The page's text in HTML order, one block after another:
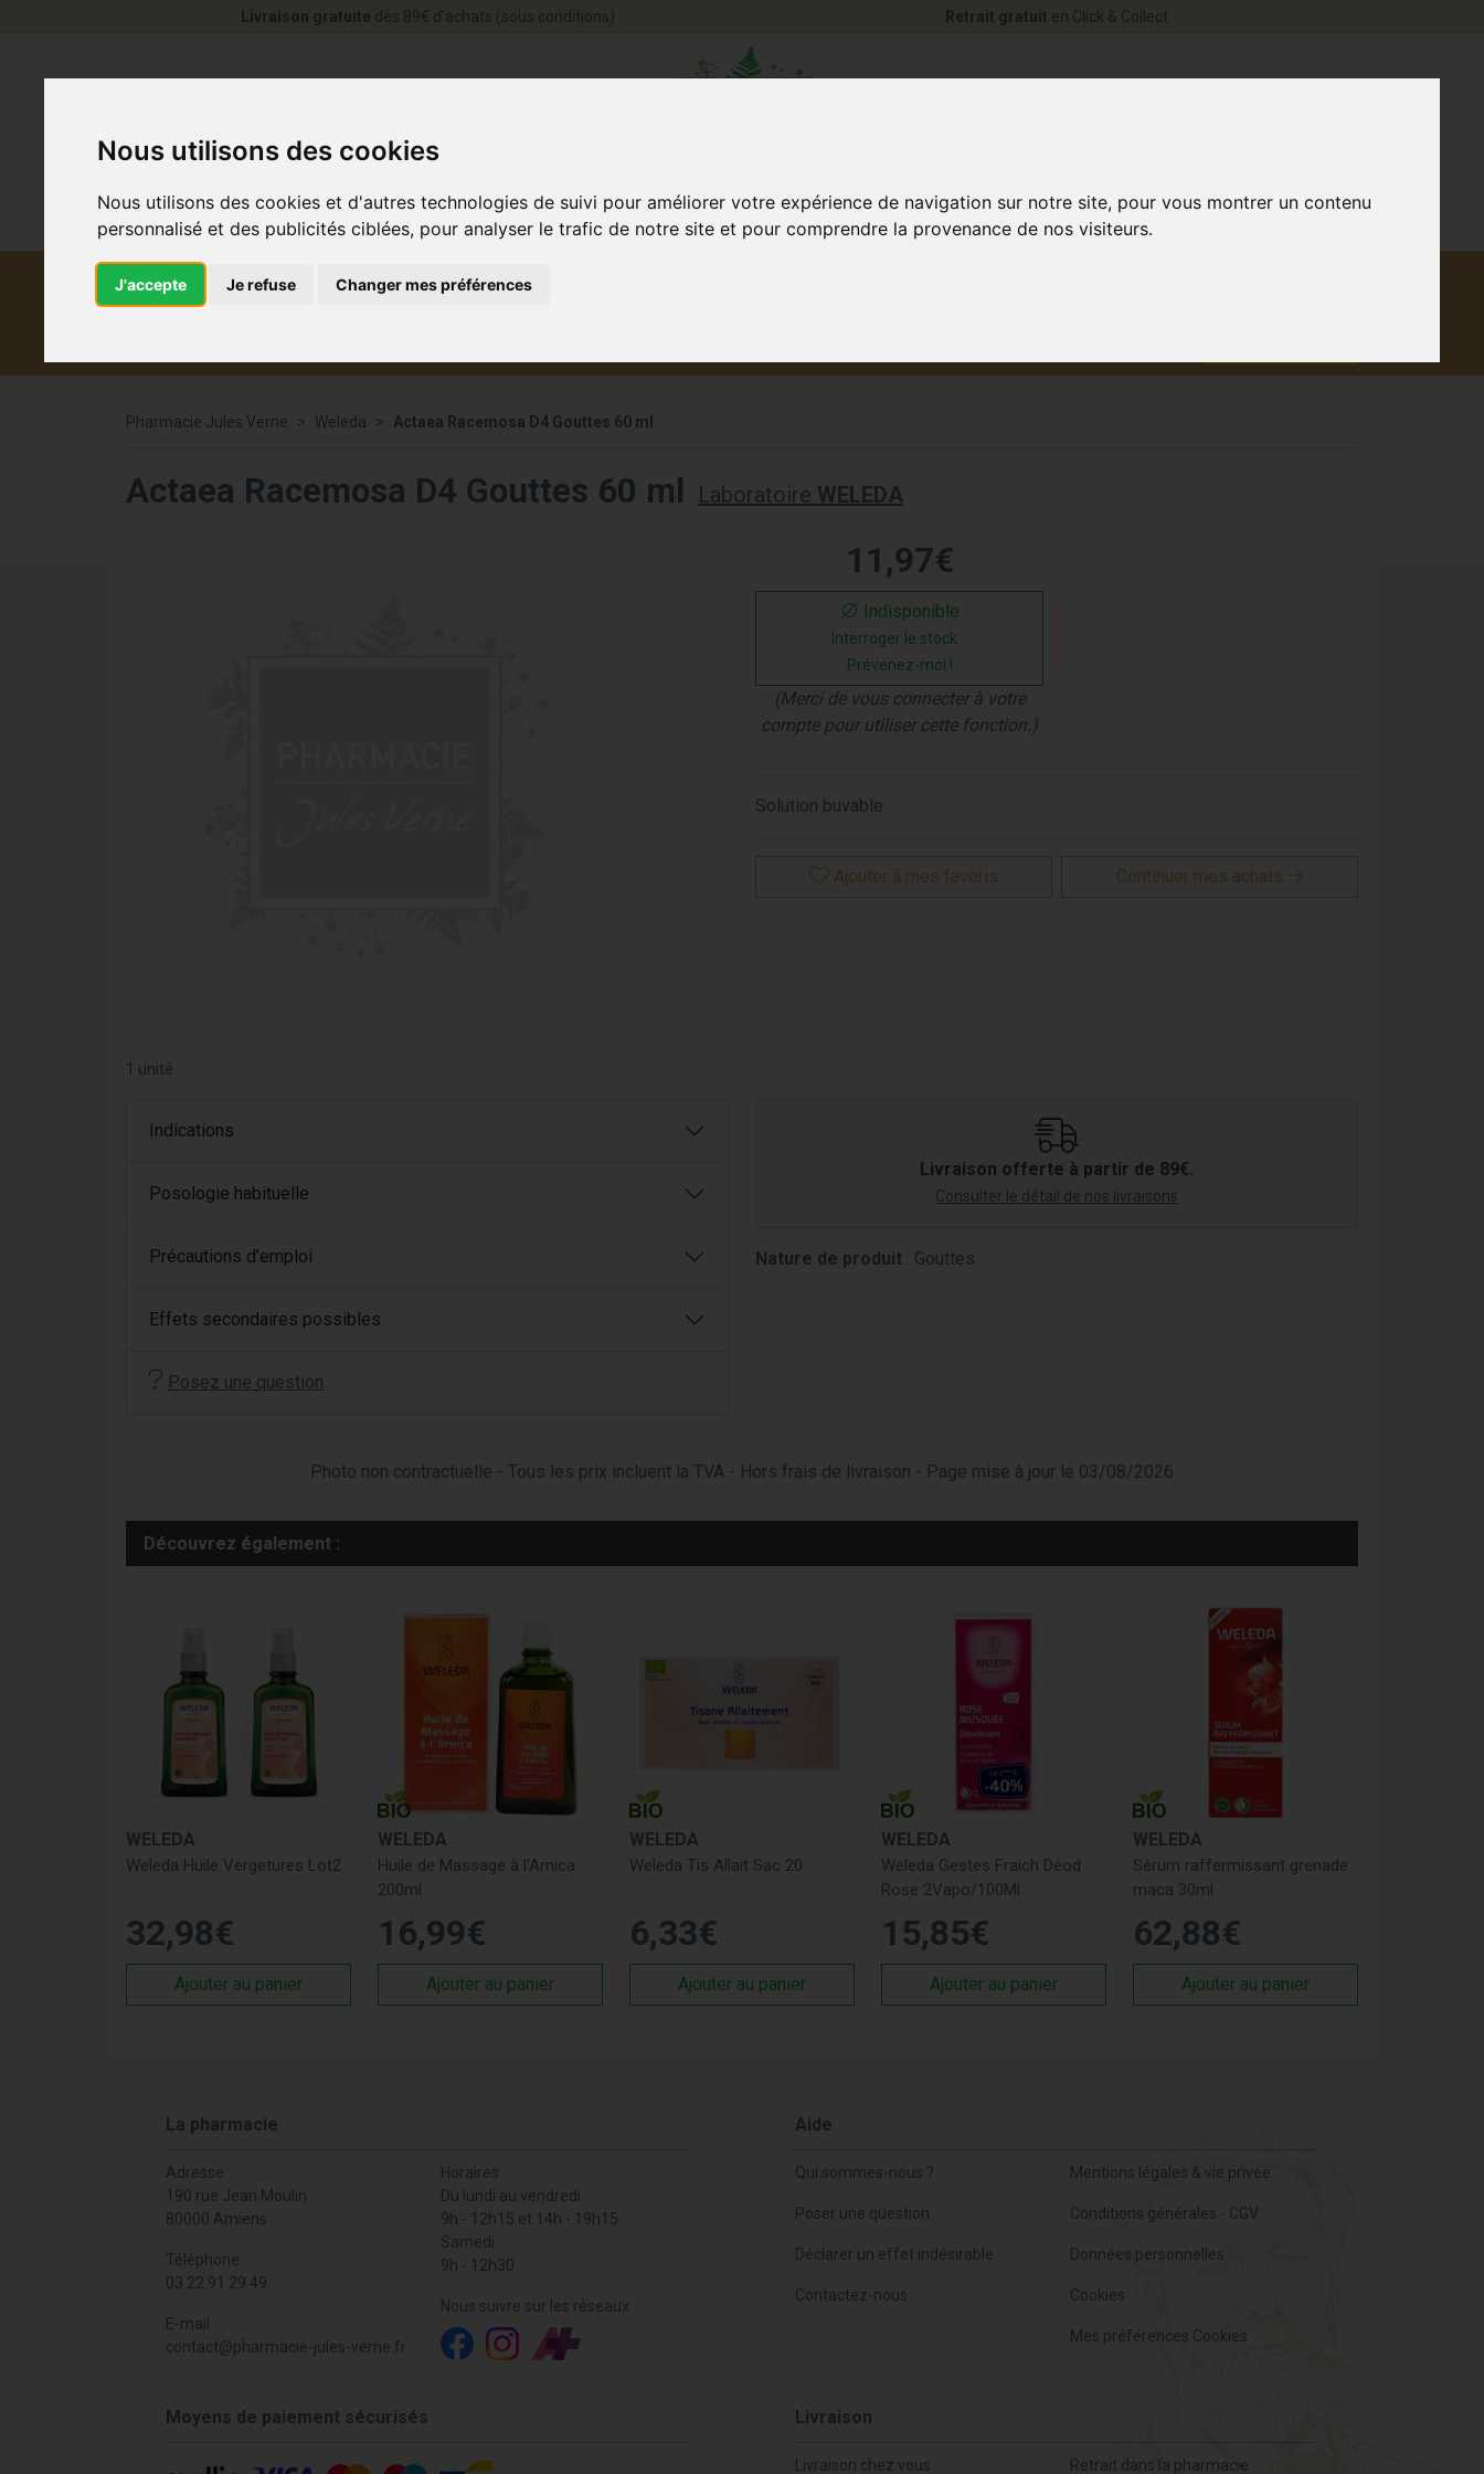
Nous utilisons des cookies
Nous utilisons des cookies et d'autres technologies de suivi pour améliorer votre expérience de navigation sur notre site, pour vous montrer un contenu
personnalisé et des publicités ciblées, pour analyser le trafic de notre site et pour comprendre la provenance de nos visiteurs.
J'accepte Je refuse Changer mes préférences
Livraison gratuite dès 89€ d’achats (sous conditions) Retrait gratuit en Click & Collect
Pharmacie Jules Verne Weleda Actaea Racemosa D4 Gouttes 60 ml
Actaea Racemosa D4 Gouttes 60 ml Laboratoire WELEDA
1 unité
11 ,97€
Indisponible
Interroger le stock...
Prévenez-moi !
(Merci de vous connecter à votre
compte pour utiliser cette fonction.)
Solution buvable
Ajouter à mes favoris Continuer mes achats
Indications
Posologie habituelle
Précautions d’emploi
Effets secondaires possibles
Posez une question
Livraison offerte à partir de 89€.
Consulter le détail de nos livraisons
Nature de produit : Gouttes
Photo non contractuelle - Tous les prix incluent la TVA - Hors frais de livraison - Page mise à jour le 03/08/2026
Découvrez également :
WELEDA
Weleda Huile Vergetures Lot2
32,98€
Ajouter au panier
WELEDA
Huile de Massage à l'Arnica
200ml
16,99€
Ajouter au panier
WELEDA
Weleda Tis Allait Sac 20
6,33€
Ajouter au panier
WELEDA
Weleda Gestes Fraich Déod
Rose 2Vapo/100Ml
15,85€
Ajouter au panier
WELEDA
Sérum raffermissant grenade
maca 30ml
62,88€
Ajouter au panier
La pharmacie
Adresse
190 rue Jean Moulin
80000 Amiens
Téléphone
03 22 91 29 49
E-mail
contact@pharmacie-jules-verne.fr
Horaires
Du lundi au vendredi
9h - 12h15 et 14h - 19h15
Samedi
9h - 12h30
Nous suivre sur les réseaux
Aide
Qui sommes-nous ?
Poser une question
Déclarer un effet indésirable
Contactez-nous
Mentions légales & vie privée
Conditions générales - CGV
Données personnelles
Cookies
Mes préférences Cookies
Moyens de paiement sécurisés Livraison
Livraison chez vous Retrait dans la pharmacie